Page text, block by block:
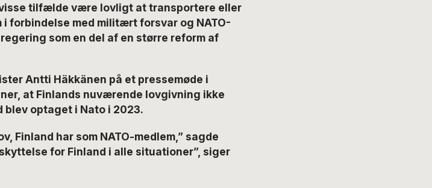
i visse tilfælde være lovligt at transportere eller
forbindelse med militært forsvar og NATO-
som en del af en større reform af
Antti Häkkänen på et pressemøde i
at Finlands nuværende lovgivning ikke
optaget i Nato i 2023.
Finland har som NATO-medlem,” sagde
for Finland i alle situationer”, siger